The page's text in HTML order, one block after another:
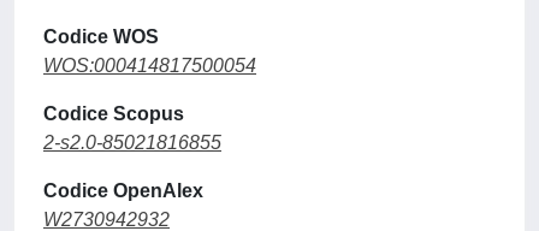
Codice WOS
WOS:000414817500054
Codice Scopus
2-s2.0-85021816855
Codice OpenAlex
W2730942932